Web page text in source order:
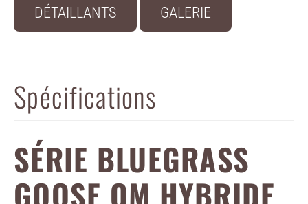
DÉTAILLANTS GALERIE
Spécifications
SÉRIE BLUEGRASS
GOOSE OM HYBRIDE